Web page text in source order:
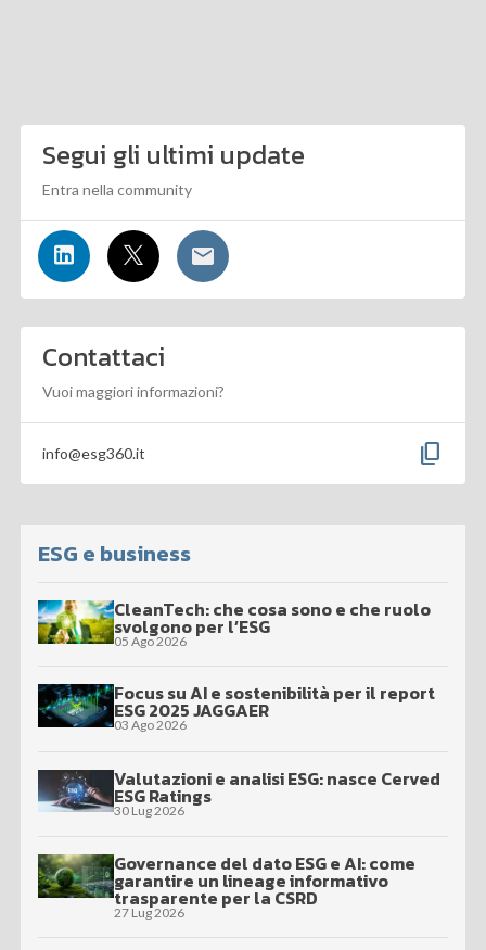
Segui gli ultimi update
Entra nella community
Contattaci
Vuoi maggiori informazioni?
info@esg360.it content_copy
ESG e business
CleanTech: che cosa sono e che ruolo
svolgono per l’ESG
05 Ago 2026
Focus su AI e sostenibilità per il report
ESG 2025 JAGGAER
03 Ago 2026
Valutazioni e analisi ESG: nasce Cerved
ESG Ratings
30 Lug 2026
Governance del dato ESG e AI: come
garantire un lineage informativo
trasparente per la CSRD
27 Lug 2026